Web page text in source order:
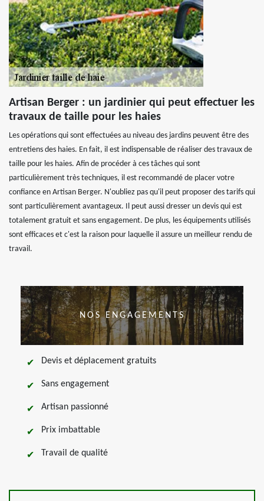
Artisan Berger : un jardinier qui peut effectuer les
travaux de taille pour les haies
Les opérations qui sont effectuées au niveau des jardins peuvent être des
entretiens des haies. En fait, il est indispensable de réaliser des travaux de
taille pour les haies. Afin de procéder à ces tâches qui sont
particulièrement très techniques, il est recommandé de placer votre
confiance en Artisan Berger. N'oubliez pas qu'il peut proposer des tarifs qui
sont particulièrement avantageux. Il peut aussi dresser un devis qui est
totalement gratuit et sans engagement. De plus, les équipements utilisés
sont efficaces et c'est la raison pour laquelle il assure un meilleur rendu de
travail.
NOS ENGAGEMENTS
Devis et déplacement gratuits
Sans engagement
Artisan passionné
Prix imbattable
Travail de qualité